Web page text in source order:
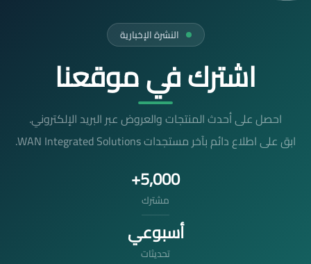
النشرة الإخبارية
اشترك في موقعنا
احصل على أحدث المنتجات والعروض عبر البريد الإلكتروني.
ابق على اطلاع دائم بآخر مستجدات WAN Integrated Solutions.
5,000+
مشترك
أسبوعي
تحديثات